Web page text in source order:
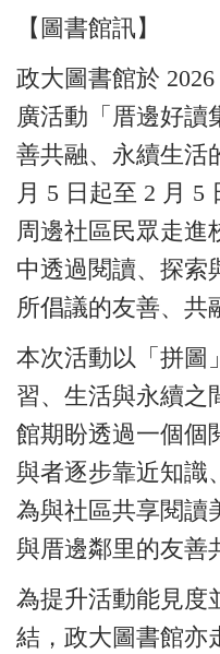
【圖書館訊】
政大圖書館於
廣活動「厝邊好讀
善共融、永續生活
月 5 日起至 2 月 5
周邊社區民眾走進
中透過閱讀、探索
所倡議的友善、共
本次活動以「拼圖
習、生活與永續之
館期盼透過一個個
與者逐步靠近知識
為與社區共享閱讀
與厝邊鄰里的友善
為提升活動能見度
結，政大圖書館亦